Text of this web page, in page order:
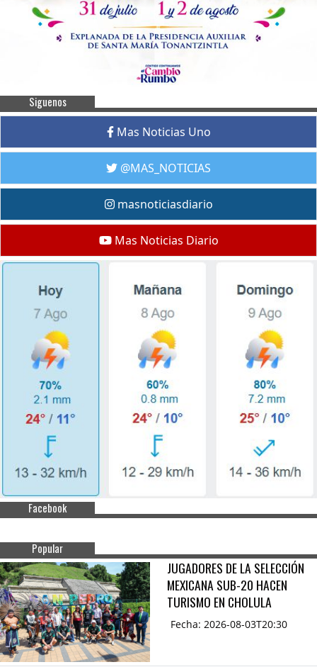
Siguenos
Mas Noticias Uno
@MAS_NOTICIAS
masnoticiasdiario
Mas Noticias Diario
Facebook
Popular
JUGADORES DE LA SELECCIÓN
MEXICANA SUB-20 HACEN
TURISMO EN CHOLULA
Fecha: 2026-08-03T20:30